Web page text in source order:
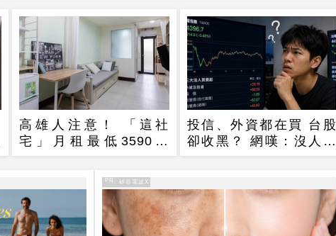
高雄人注意！ 「這社
宅」月租最低3590元
8/10起放申請
投信、外資都在買 台股
卻收黑？ 網嘆：沒人要
玩了
PR
PR・矽谷電波X